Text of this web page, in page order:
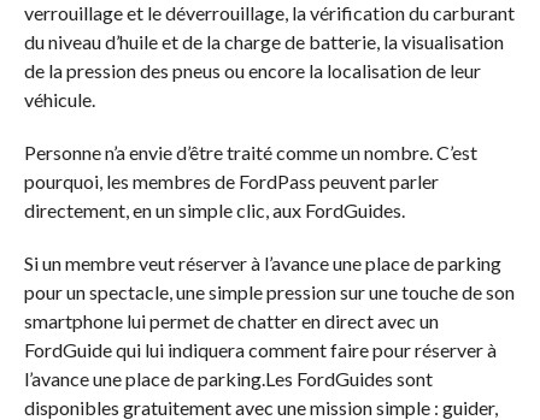
verrouillage et le déverrouillage, la vérification du carburant
du niveau d’huile et de la charge de batterie, la visualisation
de la pression des pneus ou encore la localisation de leur
véhicule.
Personne n’a envie d’être traité comme un nombre. C’est
pourquoi, les membres de FordPass peuvent parler
directement, en un simple clic, aux FordGuides.
Si un membre veut réserver à l’avance une place de parking
pour un spectacle, une simple pression sur une touche de son
smartphone lui permet de chatter en direct avec un
FordGuide qui lui indiquera comment faire pour réserver à
l’avance une place de parking.Les FordGuides sont
disponibles gratuitement avec une mission simple : guider,